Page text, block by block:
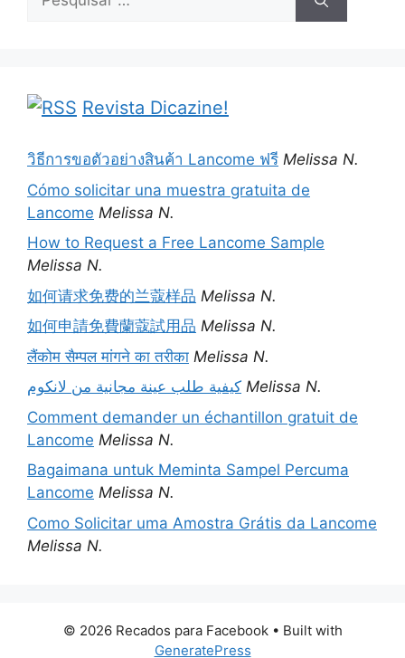
Revista Dicazine!
วิธีการขอตัวอย่างสินค้า Lancome ฟรี Melissa N.
Cómo solicitar una muestra gratuita de
Lancome Melissa N.
How to Request a Free Lancome Sample
Melissa N.
如何请求免费的兰蔻样品 Melissa N.
如何申請免費蘭蔻試用品 Melissa N.
लैंकोम सैम्पल मांगने का तरीका Melissa N.
كيفية طلب عينة مجانية من لانكوم Melissa N.
Comment demander un échantillon gratuit de
Lancome Melissa N.
Bagaimana untuk Meminta Sampel Percuma
Lancome Melissa N.
Como Solicitar uma Amostra Grátis da Lancome
Melissa N.
© 2026 Recados para Facebook• Built with
GeneratePress